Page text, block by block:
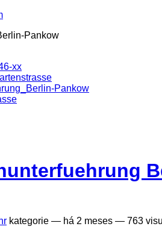
kategorie — há 2 meses — 763